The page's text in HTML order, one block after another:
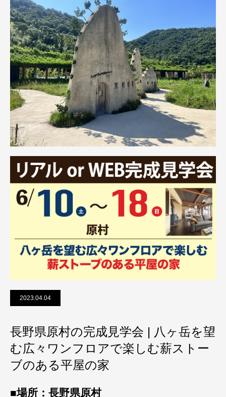
2023.04.04
長野県原村の完成見学会 | 八ヶ岳を望
む広々ワンフロアで楽しむ薪ストー
ブのある平屋の家
■場所：長野県原村